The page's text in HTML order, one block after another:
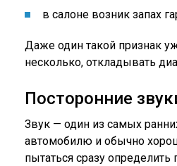
в салоне возник запах
Даже один такой признак
несколько, откладывать
Посторонние
Звук — один из самых
автомобилю и обычно
пытаться сразу